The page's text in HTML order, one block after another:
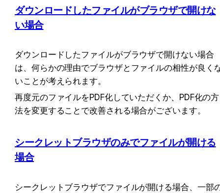
ダウンロードしたファイルがブラウザで開けな
い場合
ダウンロードしたファイルがブラウザで開けない場合
は、何らかの理由でブラウザとファイルの相性が良く
いことが考えられます。
再度元のファイルをPDF化していただくか、PDF化の方
法を変更することで改善される場合がございます。
シークレットブラウザのみでファイルが開ける
場合
シークレットブラウザでファイルが開ける場合、一部